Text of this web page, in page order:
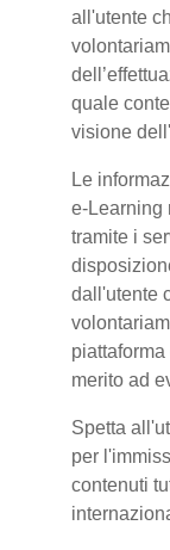
all'utente
quale
visione
Le
e-Learning
tramite i
dall'utente
merito ad
Spetta
per
contenuti